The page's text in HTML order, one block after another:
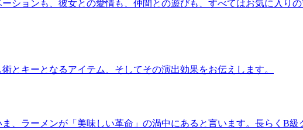
ションも、彼女との愛情も、仲間との遊びも、すべてはお気に入り
とキーとなるアイテム、そしてその演出効果をお伝えします。
、ラーメンが「美味しい革命」の渦中にあると言います。長らくB